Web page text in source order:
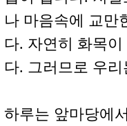
나 마음속에 교만
다. 자연히 화목
다. 그러므로 우
하루는 앞마당에